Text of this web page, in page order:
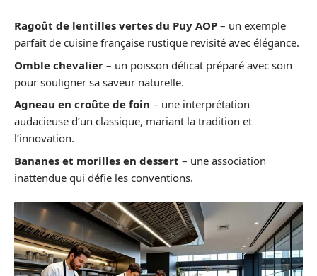
Ragoût de lentilles vertes du Puy AOP – un exemple
parfait de cuisine française rustique revisité avec élégance.
Omble chevalier – un poisson délicat préparé avec soin
pour souligner sa saveur naturelle.
Agneau en croûte de foin – une interprétation
audacieuse d’un classique, mariant la tradition et
l’innovation.
Bananes et morilles en dessert – une association
inattendue qui défie les conventions.